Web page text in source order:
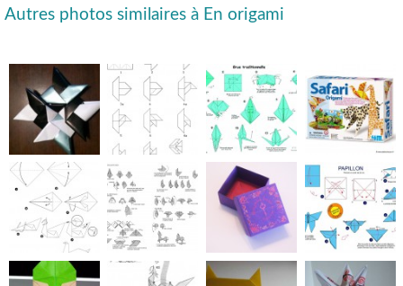
Autres photos similaires à En origami